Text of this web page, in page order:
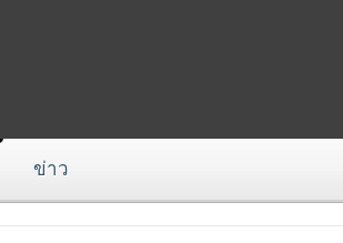
ข่าว